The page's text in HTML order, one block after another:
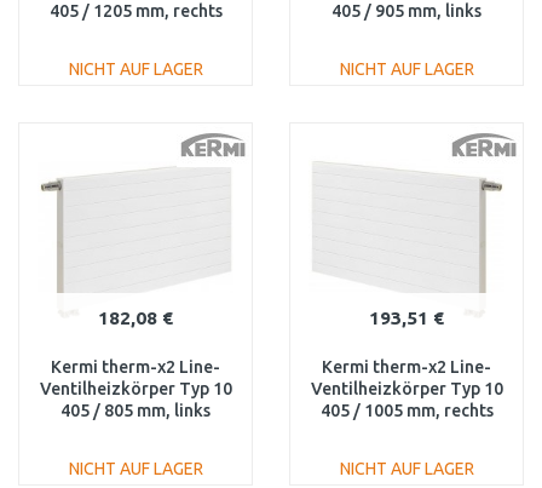
405 / 1205 mm, rechts
NICHT AUF LAGER
Vergleichen
405 / 905 mm, links
NICHT AUF LAGER
Vergleichen
182,08 €
Kermi therm-x2 Line-
Ventilheizkörper Typ 10
405 / 805 mm, links
NICHT AUF LAGER
193,51 €
Kermi therm-x2 Line-
Ventilheizkörper Typ 10
405 / 1005 mm, rechts
NICHT AUF LAGER